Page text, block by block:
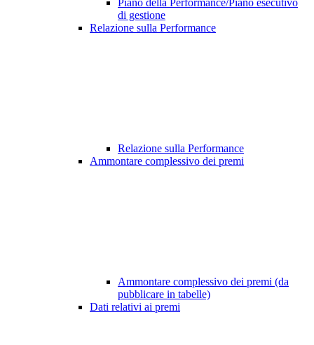
Piano della Performance/Piano esecutivo
di gestione
Relazione sulla Performance
Relazione sulla Performance
Ammontare complessivo dei premi
Ammontare complessivo dei premi (da
pubblicare in tabelle)
Dati relativi ai premi